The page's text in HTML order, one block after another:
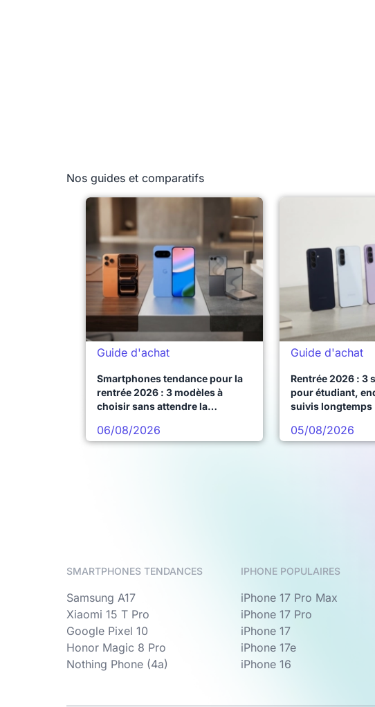
Nos guides et comparatifs
Guide d'achat
Smartphones tendance pour la
rentrée 2026 : 3 modèles à
choisir sans attendre la
06/08/2026
Guide d'achat
Rentrée 2026 : 3
pour étudiant,
suivis longtemps
05/08/2026
SMARTPHONES TENDANCES
Samsung A17
Xiaomi 15 T Pro
Google Pixel 10
Honor Magic 8 Pro
Nothing Phone (4a)
IPHONE POPULAIRES
iPhone 17 Pro Max
iPhone 17 Pro
iPhone 17
iPhone 17e
iPhone 16